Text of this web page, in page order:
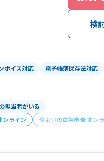
所です。皆様と社会のお役
心配されていることがあ
務会計事務所までご相談
弥生会計等）ので遠慮無く
摩市、厚木市、座間市、大
検
ボイス対応 電子帳簿保存法対応
担当者がいる
ンライン
やよいの白色申告 オン